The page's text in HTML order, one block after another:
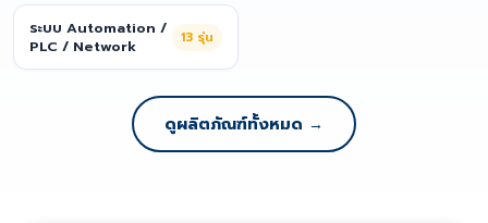
ระบบ Automation /
PLC / Network
13 รุ่น
ดูผลิตภัณฑ์ทั้งหมด →